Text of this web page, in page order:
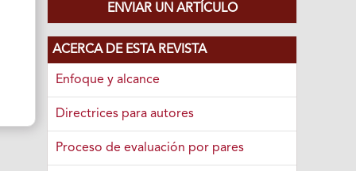
ENVIAR UN ARTÍCULO
ACERCA DE ESTA REVISTA
Enfoque y alcance
Directrices para autores
Proceso de evaluación por pares